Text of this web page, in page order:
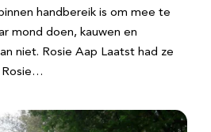
handbereik is om mee te
mond doen, kauwen en
niet. Rosie Aap Laatst had ze
Rosie…